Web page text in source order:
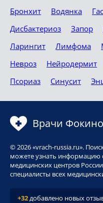
Бронхит
Водянка
Дисбактериоз
Запор
Ларингит
Лимфома
Невроз
Нейродермит
Псориаз
Синусит
Врачи Фокино
© 2026 «vrach-russia.ru».
можете узнать информацию
медицинских центров
специалисты всех
+32добавлено новых